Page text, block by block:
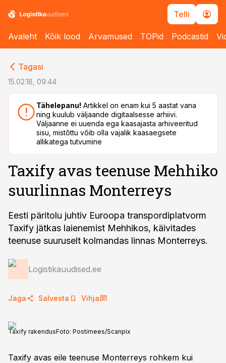
Telli
Avaleht Kõik lood Arvamused TOPid Podcastid
Tagasi
15.02.18, 09:44
Tähelepanu! Artikkel on enam kui 5 aastat vana
ning kuulub väljaande digitaalsesse arhiivi.
Väljaanne ei uuenda ega kaasajasta arhiveeritud
sisu, mistõttu võib olla vajalik kaasaegsete
allikatega tutvumine
Taxify avas teenuse Mehhiko
suurlinnas Monterreys
Eesti päritolu juhtiv Euroopa transpordiplatvorm
Taxify jätkas laienemist Mehhikos, käivitades
teenuse suuruselt kolmandas linnas Monterreys.
Logistikauudised.ee
Jaga Salvesta Vihja
Taxify rakendusFoto: Postimees/Scanpix
Taxify avas eile teenuse Monterreys rohkem kui